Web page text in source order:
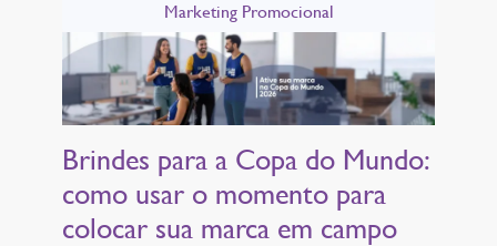
Marketing Promocional
Brindes para a Copa do Mundo:
como usar o momento para
colocar sua marca em campo